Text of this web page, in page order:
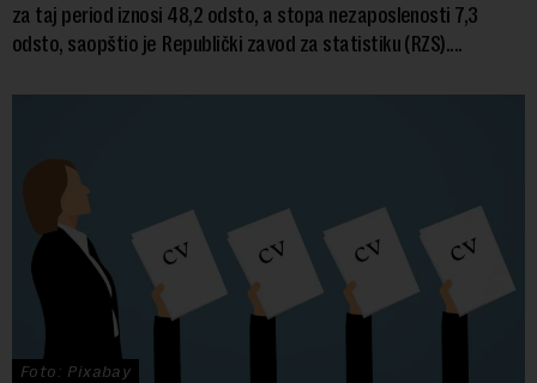
za taj period iznosi 48,2 odsto, a stopa nezaposlenosti 7,3
odsto, saopštio je Republički zavod za statistiku (RZS)....
Foto: Pixabay